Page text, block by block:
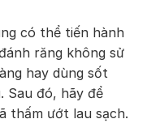
có thể tiến hành
răng không sử
hay dùng sốt
Sau đó, hãy để
thấm ướt lau sạch.